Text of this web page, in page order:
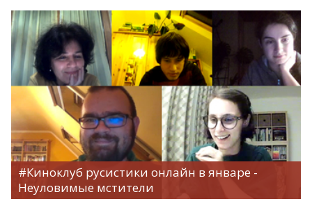
#Киноклуб русистики онлайн в январе -
Неуловимые мстители